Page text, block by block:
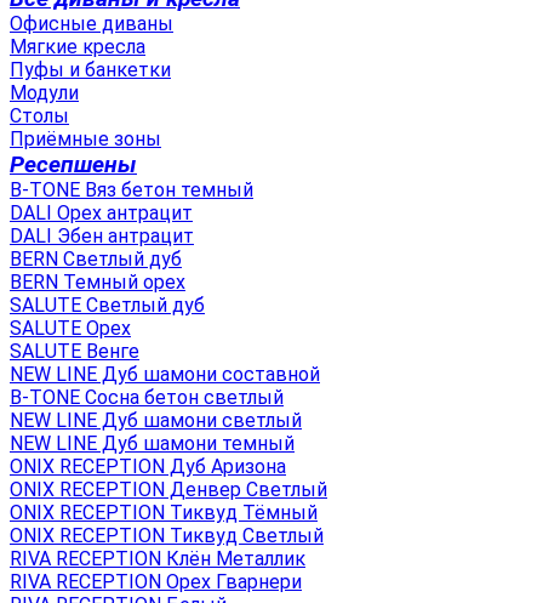
Офисные диваны
Мягкие кресла
Пуфы и банкетки
Модули
Столы
Приёмные зоны
Ресепшены
B-TONE Вяз бетон темный
DALI Орех антрацит
DALI Эбен антрацит
BERN Светлый дуб
BERN Темный орех
SALUTE Светлый дуб
SALUTE Орех
SALUTE Венге
NEW LINE Дуб шамони составной
B-TONE Сосна бетон светлый
NEW LINE Дуб шамони светлый
NEW LINE Дуб шамони темный
ONIX RECEPTION Дуб Аризона
ONIX RECEPTION Денвер Светлый
ONIX RECEPTION Тиквуд Тёмный
ONIX RECEPTION Тиквуд Светлый
RIVA RECEPTION Клён Металлик
RIVA RECEPTION Орех Гварнери